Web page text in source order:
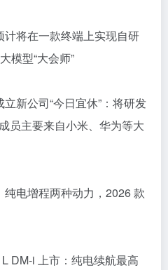
将在一款终端上实现自研
模型“大会师”
新公司“今日宜休”：将研发
员主要来自小米、华为等大
电增程两种动力，2026 款
DM-i 上市：纯电续航最高